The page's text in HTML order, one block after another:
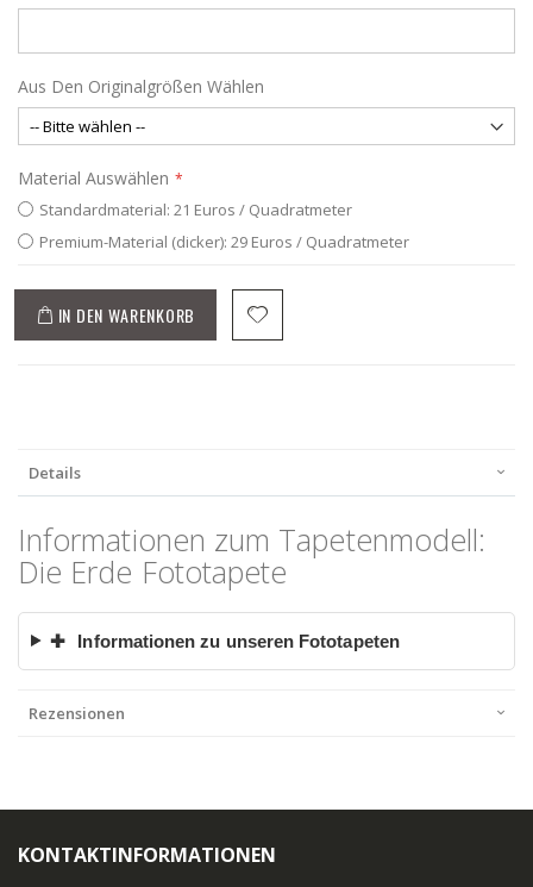
Aus Den Originalgrößen Wählen
Material Auswählen
Standardmaterial: 21 Euros / Quadratmeter
Premium-Material (dicker): 29 Euros / Quadratmeter
IN DEN WARENKORB
Details
Informationen zum Tapetenmodell:
Die Erde Fototapete
✚ Informationen zu unseren Fototapeten
Rezensionen
KONTAKTINFORMATIONEN